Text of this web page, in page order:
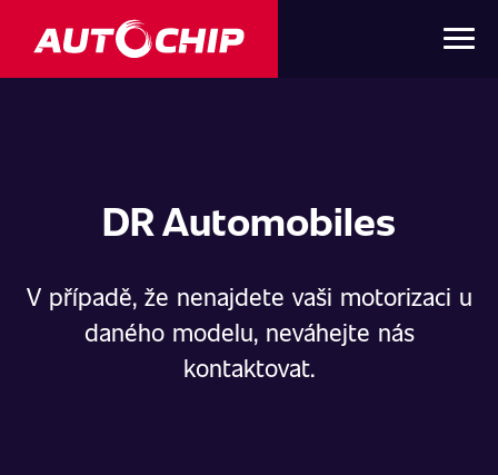
DR Automobiles
V případě, že nenajdete vaši motorizaci u
daného modelu, neváhejte nás
kontaktovat.